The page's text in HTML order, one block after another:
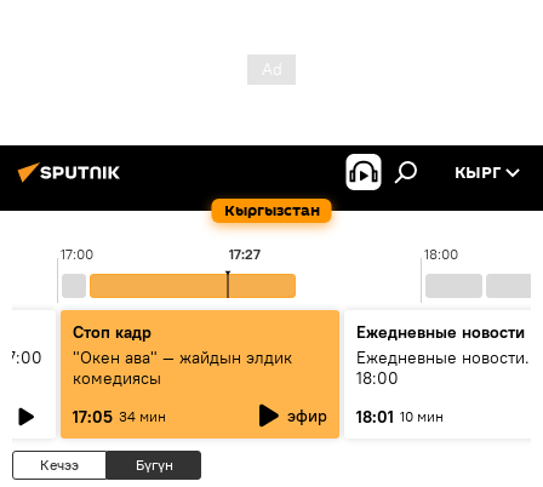
Кыргызстан
КЫРГ
17:00 18:00
17:27
Стоп кадр
"Окен ава" — жайдын элдик
комедиясы
17:05 34 мин эфир
Ежедневные новости
Ежедневные новости.
18:00
18:01 10 мин
Кечээ Бүгүн